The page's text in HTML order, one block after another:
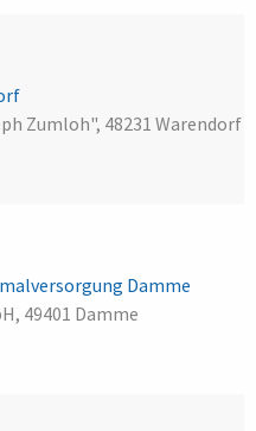
Zumloh", 48231 Warendorf
Damme
49401 Damme